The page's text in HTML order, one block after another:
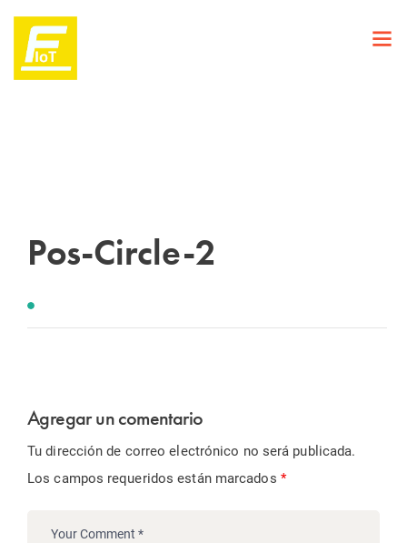
Pos-Circle-2
Agregar un comentario
Tu dirección de correo electrónico no será publicada.
Los campos requeridos están marcados *